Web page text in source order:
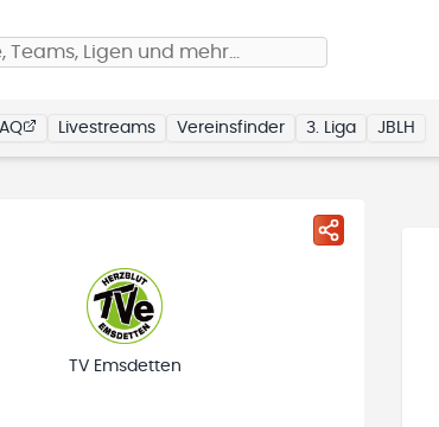
Teams, Ligen und mehr…
Livestreams Vereinsfinder 3. Liga JBLH
TV Emsdetten